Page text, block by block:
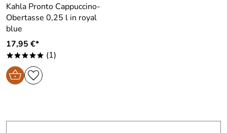
Kahla Pronto Cappuccino-
Obertasse 0,25 l in royal
blue
17,95 €*
***** (1)